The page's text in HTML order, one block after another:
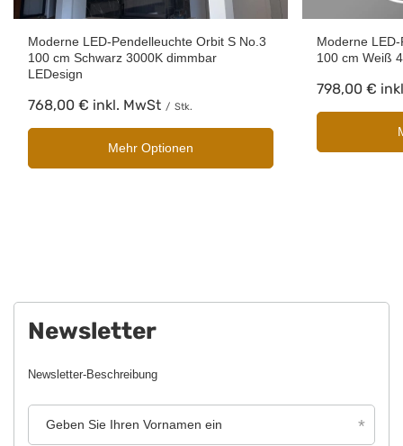
Moderne LED-Pendelleuchte Orbit S No.3
100 cm Schwarz 3000K dimmbar
LEDesign
768,00 € inkl. MwSt / Stk.
Mehr Optionen
Moderne
100 cm Weiß
798,00 €
Newsletter
Newsletter-Beschreibung
Geben Sie Ihren Vornamen ein